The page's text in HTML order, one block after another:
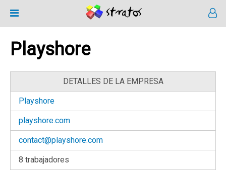
Playshore
DETALLES DE LA EMPRESA
Playshore
playshore.com
contact@playshore.com
8 trabajadores